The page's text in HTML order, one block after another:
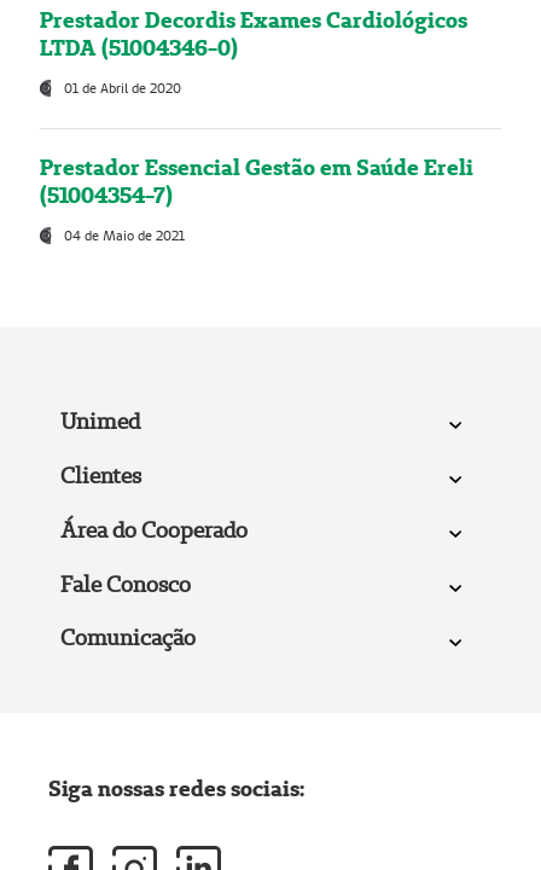
Prestador Decordis Exames Cardiológicos
LTDA (51004346-0)
01 de Abril de 2020
Prestador Essencial Gestão em Saúde Ereli
(51004354-7)
04 de Maio de 2021
Unimed
Clientes
Área do Cooperado
Fale Conosco
Comunicação
Siga nossas redes sociais: